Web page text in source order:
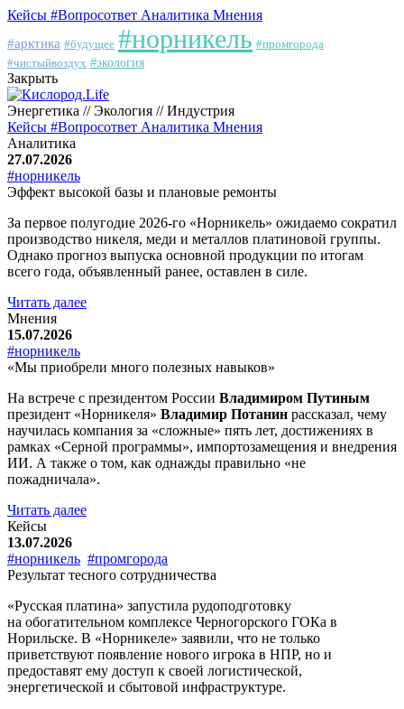
Кейсы #Вопросответ Аналитика Мнения
#арктика #будущее #норникель #промгорода
#чистыйвоздух #экология
Закрыть
Энергетика // Экология // Индустрия
Кейсы #Вопросответ Аналитика Мнения
Аналитика
27.07.2026
#норникель
Эффект высокой базы и плановые ремонты
За первое полугодие 2026-го «Норникель» ожидаемо сократил
производство никеля, меди и металлов платиновой группы.
Однако прогноз выпуска основной продукции по итогам
всего года, объявленный ранее, оставлен в силе.
Читать далее
Мнения
15.07.2026
#норникель
«Мы приобрели много полезных навыков»
На встрече с президентом России Владимиром Путиным
президент «Норникеля» Владимир Потанин рассказал, чему
научилась компания за «сложные» пять лет, достижениях в
рамках «Серной программы», импортозамещения и внедрения
ИИ. А также о том, как однажды правильно «не
пожадничала».
Читать далее
Кейсы
13.07.2026
#норникель #промгорода
Результат тесного сотрудничества
«Русская платина» запустила рудоподготовку
на обогатительном комплексе Черногорского ГОКа в
Норильске. В «Норникеле» заявили, что не только
приветствуют появление нового игрока в НПР, но и
предоставят ему доступ к своей логистической,
энергетической и сбытовой инфраструктуре.